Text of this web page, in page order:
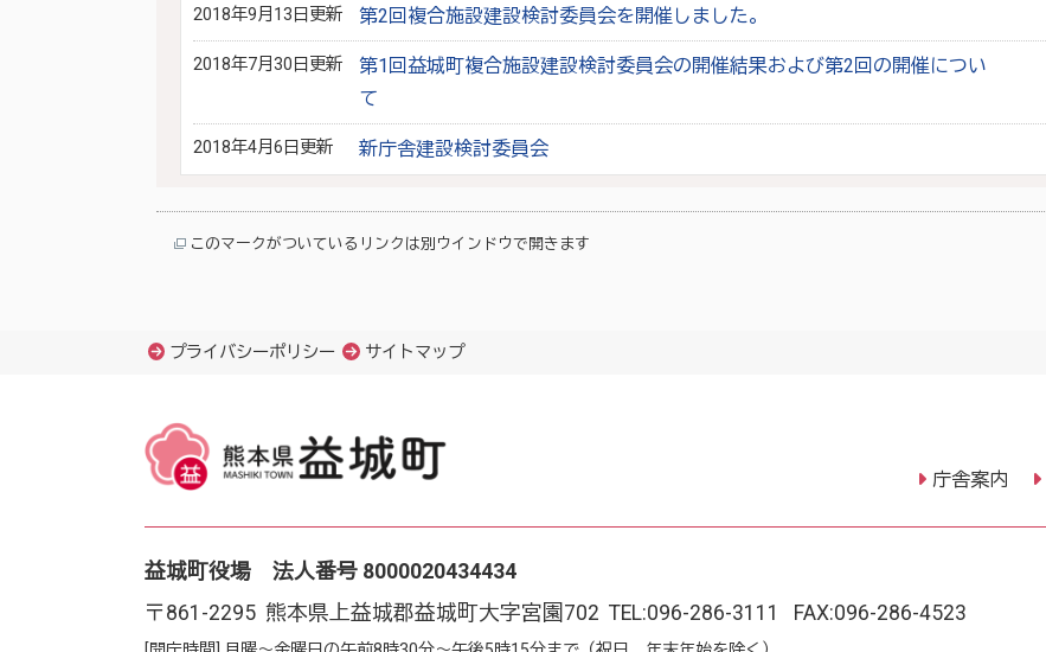
2018年9月13日更新 第2回複合施設建設検討委員会を開催しました。
2018年7月30日更新
第1回益城町複合施設建設検討委員会の開催結果および第2回の開催につい
て
2018年4月6日更新 新庁舎建設検討委員会
このマークがついているリンクは別ウインドウで開きます
プライバシーポリシー サイトマップ
庁舎案内
益城町役場 法人番号 8000020434434
〒861-2295 熊本県上益城郡益城町大字宮園702 TEL:096-286-3111 FAX:096-286-4523